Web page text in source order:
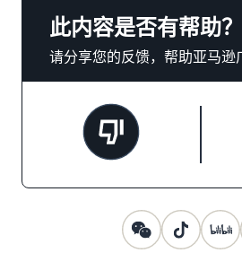
此内容是否有帮助？
请分享您的反馈，帮助亚马逊